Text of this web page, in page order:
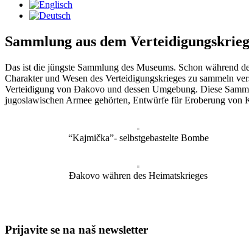
Sammlung aus dem Verteidigungskrieg
Das ist die jüngste Sammlung des Museums. Schon während
Charakter und Wesen des Verteidigungskrieges zu sammeln
Verteidigung von Đakovo und dessen Umgebung. Diese
jugoslawischen Armee gehörten, Entwürfe für Eroberung von
“Kajmička”- selbstgebastelte Bombe
Đakovo währen des Heimatskrieges
Prijavite se na naš newsletter